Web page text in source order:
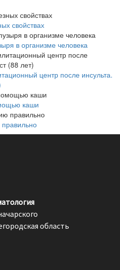
свойствах
в организме человека
центр после инсульта.
каши
область